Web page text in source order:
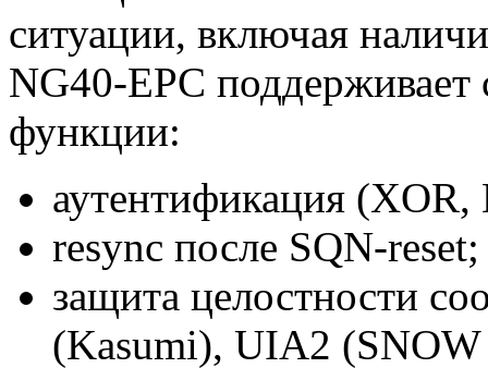
ситуации, включая
NG40-EPC
функции:
аутентификация
resync после SQN-reset;
защита целостности
(Kasumi), UIA2